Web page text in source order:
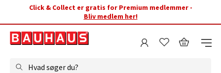
Click & Collect er gratis for Premium medlemmer -
Bliv medlem her!
Hvad søger du?